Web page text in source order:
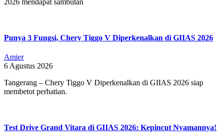
Punya 3 Fungsi, Chery Tiggo V Diperkenalkan di GIIAS 2026
Amier
6 Agustus 2026
Tangerang – Chery Tiggo V Diperkenalkan di GIIAS 2026 siap
membetot perhatian.
Test Drive Grand Vitara di GIIAS 2026: Kepincut Nyamannya!